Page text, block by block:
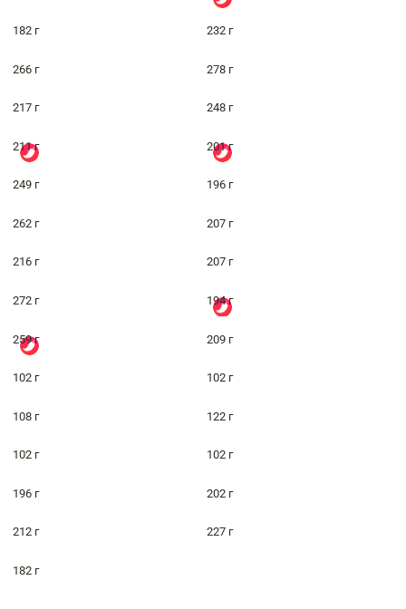
182 г 232 г
266 г 278 г
217 г 248 г
211 г 201 г
249 г 196 г
262 г 207 г
216 г 207 г
272 г 194 г
259 г 209 г
102 г 102 г
108 г 122 г
102 г 102 г
196 г 202 г
212 г 227 г
182 г